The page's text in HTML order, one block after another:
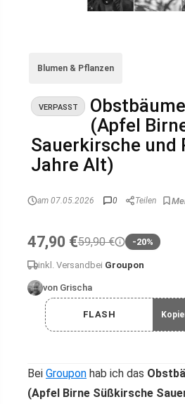
Blumen & Pflanzen
VERPASST
(Apfel
Sauerkirsche und
Jahre Alt)
am 07.05.2026 0 Teilen
47,90 €59,90 € -20%
inkl. Versand bei Groupon
von Grischa
FLASH
Bei Groupon hab ich das
(Apfel Birne Süßkirsche